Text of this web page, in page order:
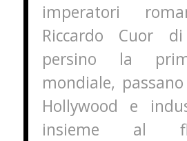
imperatori
Riccardo Cuor
persino la
mondiale,
Hollywood e
insieme al